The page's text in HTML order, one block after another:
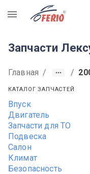
R
Запчасти
Главная / /
КАТАЛОГ ЗАПЧАСТЕЙ
Впуск
Двигатель
Запчасти для ТО
Подвеска
Салон
Климат
Безопасность